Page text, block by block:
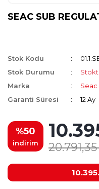
SEAC SUB
Stok Kodu
Stok Durumu
Marka
Seac
Garanti Süresi
12 Ay
%50
indirim